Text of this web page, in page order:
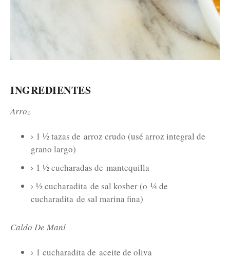
INGREDIENTES
Arroz
1 ½ tazas de arroz crudo (usé arroz integral de
grano largo)
1 ½ cucharadas de mantequilla
½ cucharadita de sal kosher (o ¼ de
cucharadita de sal marina fina)
Caldo De Maní
1 cucharadita de aceite de oliva